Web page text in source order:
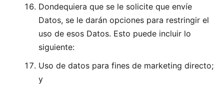
Dondequiera que se le solicite que envíe
Datos, se le darán opciones para restringir el
uso de esos Datos. Esto puede incluir lo
siguiente:
Uso de datos para fines de marketing directo;
y